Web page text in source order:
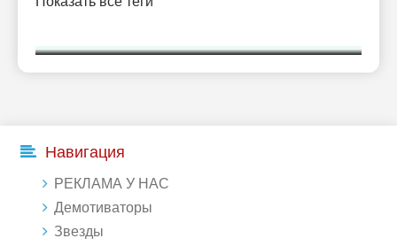
Навигация
РЕКЛАМА У НАС
Демотиваторы
Звезды